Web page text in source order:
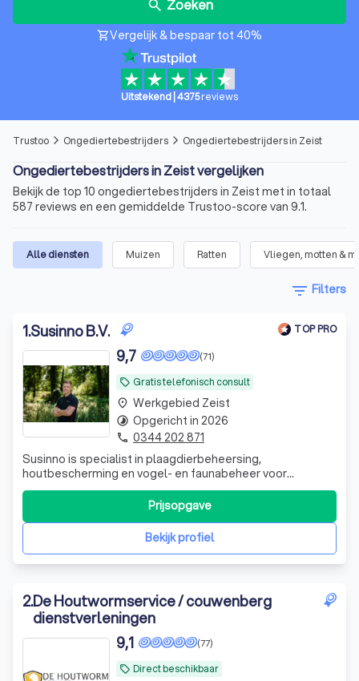
search Zoeken
shopping_cartVergelijk & bespaar tot 40%
Uitstekend 4375reviews
Trustoo arrow_forward_ios Ongediertebestrijders arrow_forward_ios Ongediertebestrijders in Zeist
Ongediertebestrijders in Zeist vergelijken
Bekijk de top 10 ongediertebestrijders in Zeist met in totaal
587 reviews en een gemiddelde Trustoo-score van 9.1.
Alle diensten Muizen Ratten Vliegen, motten &
filter_list Filters
1.Susinno B.V. TOP PRO
local_offer Gratis telefonisch consult
(71)
9,7
Susinno is specialist in plaagdierbeheersing,
houtbescherming en vogel- en fauna­beheer voor
bedrijven en particulieren, met focus op kwaliteit,
vakmanschap en duurzaam advies.
Bekijk profiel
Prijsopgave
place Werkgebied Zeist
timelapse Opgericht in 2026
phone 0344 202 871
2.De Houtwormservice / couwenberg
dienstverleningen
local_offer Direct beschikbaar
(77)
9,1